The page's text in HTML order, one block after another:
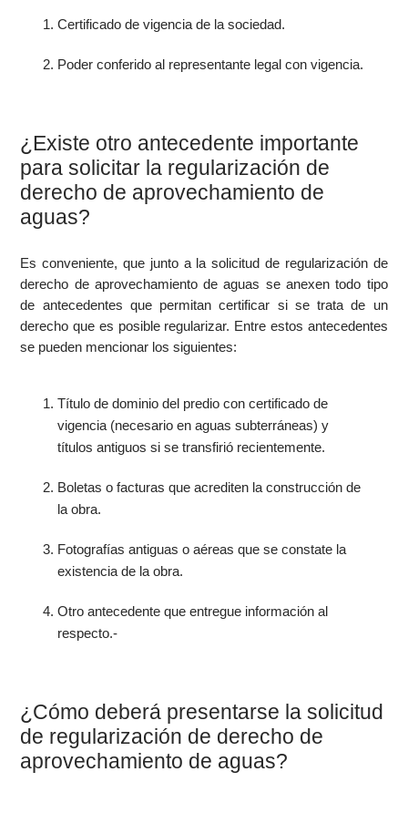
Certificado de vigencia de la sociedad.
Poder conferido al representante legal con vigencia.
¿Existe otro antecedente importante
para solicitar la regularización de
derecho de aprovechamiento de
aguas?
Es conveniente, que junto a la solicitud de regularización de
derecho de aprovechamiento de aguas se anexen todo tipo
de antecedentes que permitan certificar si se trata de un
derecho que es posible regularizar. Entre estos antecedentes
se pueden mencionar los siguientes:
Título de dominio del predio con certificado de
vigencia (necesario en aguas subterráneas) y
títulos antiguos si se transfirió recientemente.
Boletas o facturas que acrediten la construcción de
la obra.
Fotografías antiguas o aéreas que se constate la
existencia de la obra.
Otro antecedente que entregue información al
respecto.-
¿Cómo deberá presentarse la solicitud
de regularización de derecho de
aprovechamiento de aguas?